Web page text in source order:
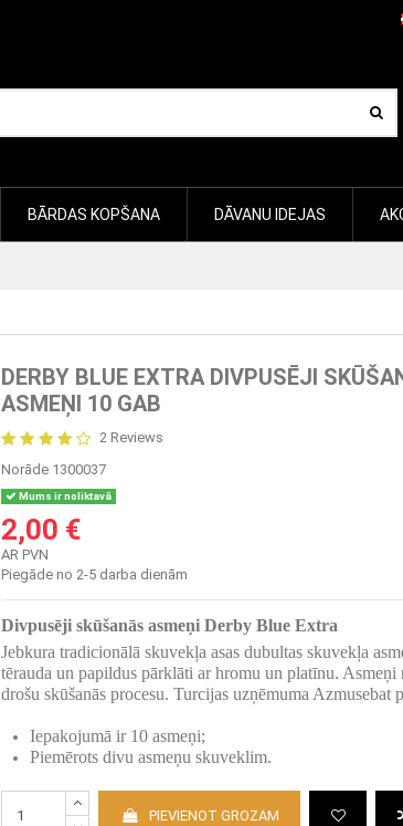
BĀRDAS KOPŠANA DĀVANU IDEJAS
DERBY BLUE EXTRA DIVPUSĒJI
ASMEŅI 10 GAB
2 Reviews
Norāde 1300037
Mums ir noliktavā
2,00 €
AR PVN
Piegāde no 2-5 darba dienām
Divpusēji skūšanās asmeņi Derby Blue Extra
Jebkura tradicionālā skuvekļa asas dubultas skuvekļa
tērauda un papildus pārklāti ar hromu un platīnu.
drošu skūšanās procesu. Turcijas uzņēmuma Azmusebat
Iepakojumā ir 10 asmeņi;
Piemērots divu asmeņu skuveklim.
PIEVIENOT GROZAM